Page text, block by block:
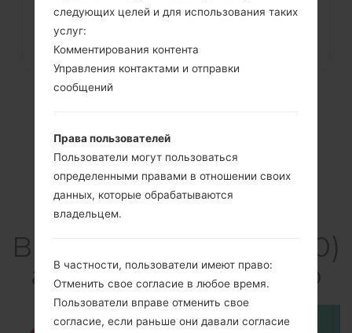
Видео LGE510(LGE510)
akaLG Optimus Hub
следующих целей и для использования таких
услуг:
Комментирования контента
Управления контактами и отправки
сообщений
Права пользователей
Пользователи могут пользоваться
определенными правами в отношении своих
данных, которые обрабатываются
владельцем.
В частности, пользователи имеют право:
Отменить свое согласие в любое время.
Пользователи вправе отменить свое
согласие, если раньше они давали согласие